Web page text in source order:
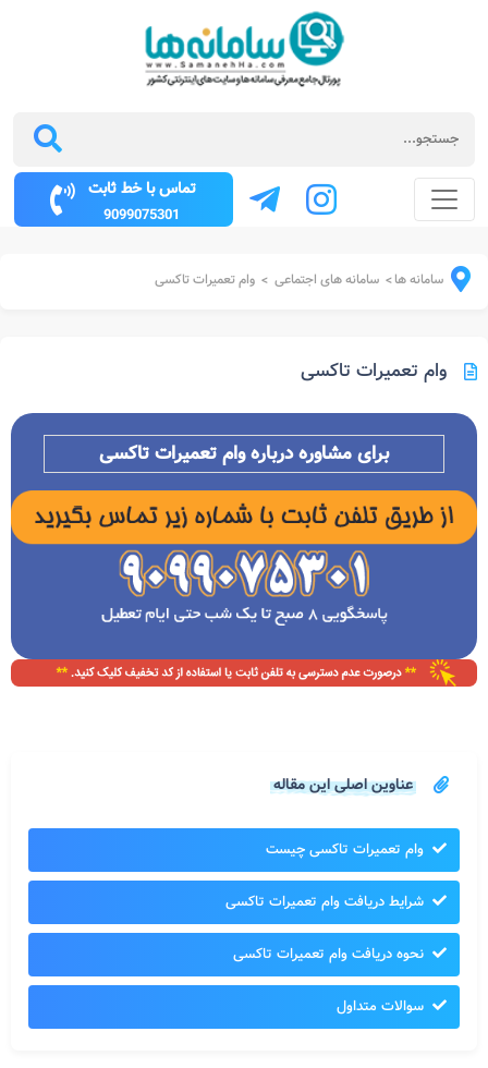
تماس با خط ثابت
9099075301
سامانه ها> سامانه های اجتماعی > وام تعمیرات تاکسی
وام تعمیرات تاکسی
برای مشاوره درباره وام تعمیرات تاکسی
عناوین اصلی این مقاله
وام تعمیرات تاکسی چیست
شرایط دریافت وام تعمیرات تاکسی
نحوه دریافت وام تعمیرات تاکسی
سوالات متداول